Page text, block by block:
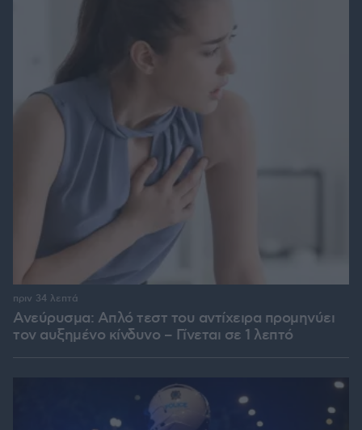
Ανεύρυσμα: Απλό τεστ του αντίχειρα προμηνύει
τον αυξημένο κίνδυνο – Γίνεται σε 1 λεπτό
πριν 34 λεπτά